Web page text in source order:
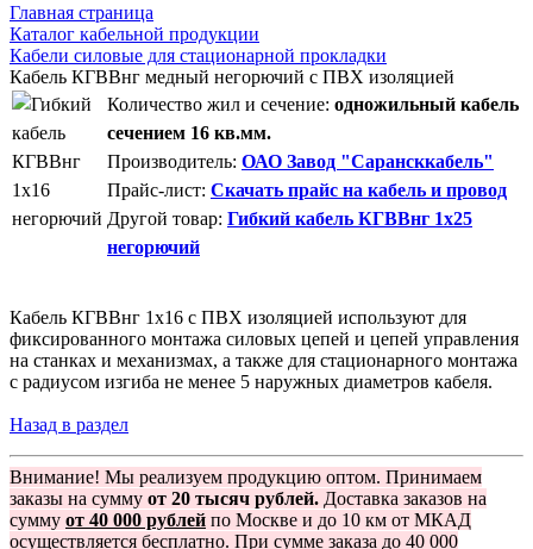
Главная страница
Каталог кабельной продукции
Кабели силовые для стационарной прокладки
Кабель КГВВнг медный негорючий с ПВХ изоляцией
Количество жил и сечение: одножильный кабель
сечением 16 кв.мм.
Производитель: ОАО Завод "Сарансккабель"
Прайс-лист: Скачать прайс на кабель и провод
Другой товар: Гибкий кабель КГВВнг 1х25
негорючий
Кабель КГВВнг 1х16 с ПВХ изоляцией используют для
фиксированного монтажа силовых цепей и цепей управления
на станках и механизмах, а также для стационарного монтажа
с радиусом изгиба не менее 5 наружных диаметров кабеля.
Назад в раздел
Внимание! Мы реализуем продукцию оптом. Принимаем
заказы на сумму от 20 тысяч рублей. Доставка заказов на
сумму от 40 000 рублей по Москве и до 10 км от МКАД
осуществляется бесплатно. При сумме заказа до 40 000